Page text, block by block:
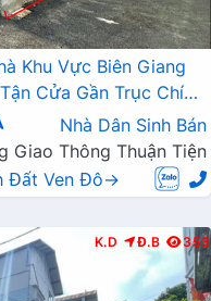
Khu Vực Biên Giang
Cửa Gần Trục Chính
Nhà Dân Sinh Bán
Giao Thông Thuận Tiện
Đất Ven Đô→
K.D Đ.B 353